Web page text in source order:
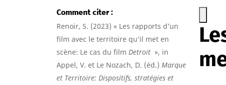
Comment citer
Renoir, S. (2023) « Les rapports d’un
film avec le territoire qu’il met en
scène: Le cas du film Detroit», in
Appel, V. et Le Nozach, D. (éd.) Marque
et Territoire: Dispositifs, stratégies et